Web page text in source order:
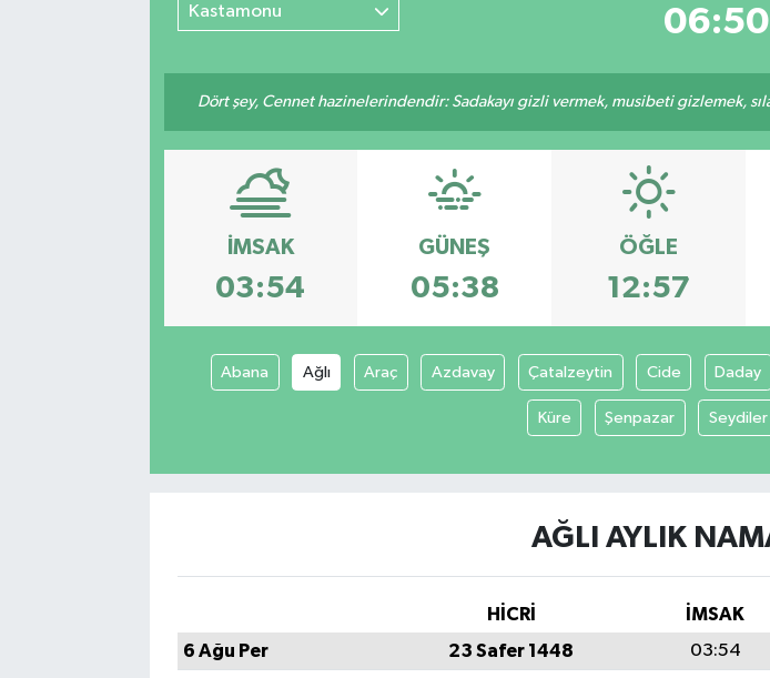
Kastamonu
Dört şey, Cennet hazinelerindendir: Sadakayı gizli vermek, musibeti gizlemek,
İMSAK
03:54
GÜNEŞ
05:38
ÖĞLE
12:57
Abana Ağlı Araç Azdavay Çatalzeytin Cide Daday
Küre Şenpazar Seydiler
AĞLI AYLIK
HİCRİ İMSAK
6 Ağu Per
23 Safer 1448 03:54